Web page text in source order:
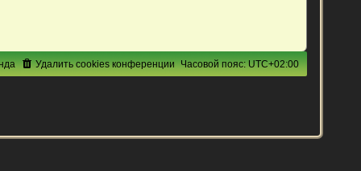
Часовой пояс:UTC+02:00
Удалить cookies конференции